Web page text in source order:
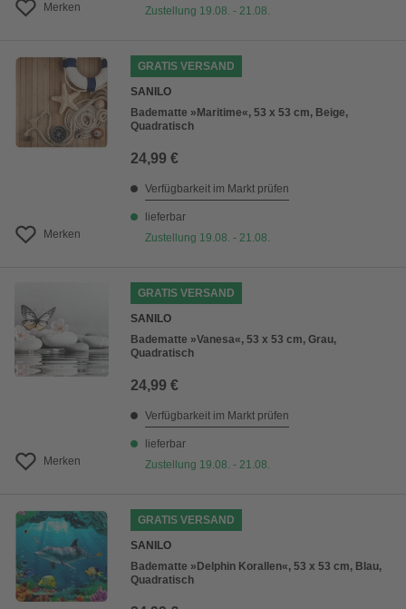
Merken
Zustellung 19.08. - 21.08.
Merken
GRATIS VERSAND
SANILO
Badematte »Maritime«, 53 x 53 cm, Beige,
Quadratisch
24,99 €
Verfügbarkeit im Markt prüfen
lieferbar
Zustellung 19.08. - 21.08.
Merken
GRATIS VERSAND
SANILO
Badematte »Vanesa«, 53 x 53 cm, Grau,
Quadratisch
24,99 €
Verfügbarkeit im Markt prüfen
lieferbar
Zustellung 19.08. - 21.08.
GRATIS VERSAND
SANILO
Badematte »Delphin Korallen«, 53 x 53 cm, Blau,
Quadratisch